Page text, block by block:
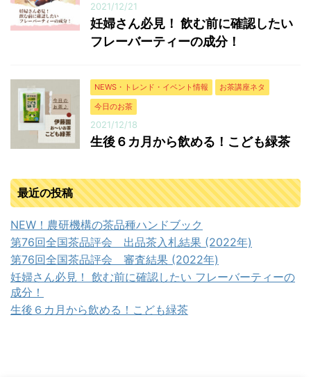
2021/12/21
妊婦さん必見！ 飲む前に確認したい
フレーバーティーの成分！
NEWS・トレンド・イベント情報
お茶講座ネタ
今日のお茶
2021/12/18
生後６カ月から飲める！こども緑茶
最近の投稿
NEW！農研機構の茶品種ハンドブック
第76回全国茶品評会 出品茶入札結果 (2022年)
第76回全国茶品評会 審査結果 (2022年)
妊婦さん必見！ 飲む前に確認したい フレーバーティーの
成分！
生後６カ月から飲める！こども緑茶